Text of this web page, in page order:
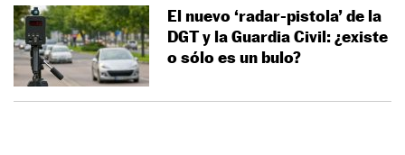
El nuevo ‘radar-pistola’ de la
DGT y la Guardia Civil: ¿existe
o sólo es un bulo?